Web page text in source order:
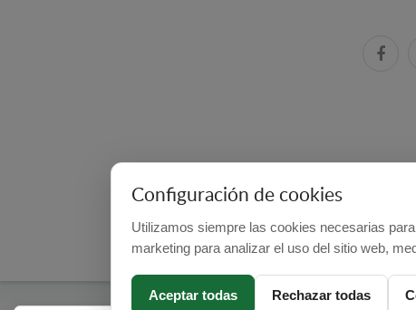
Configuración de cookies
Utilizamos siempre las cookies necesarias
marketing para analizar el uso del sitio web,
Aceptar todas Rechazar todas